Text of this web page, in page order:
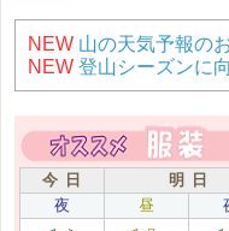
NEW 山の天気予報の
NEW 登山シーズンに
今 日 明 日
夜
昼